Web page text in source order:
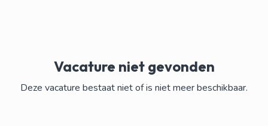
Vacature niet gevonden
Deze vacature bestaat niet of is niet meer beschikbaar.